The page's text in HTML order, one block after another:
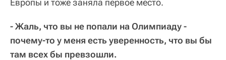
Европы и тоже заняла первое место.
- Жаль, что вы не попали на Олимпиаду -
почему-то у меня есть уверенность, что вы бы
там всех бы превзошли.